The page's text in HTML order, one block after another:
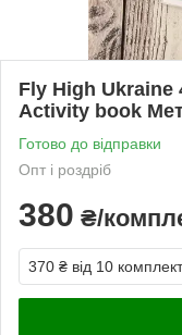
Fly High Ukraine
Activity book
Готово до відправки
Опт і роздріб
380 ₴/
370 ₴ від 10